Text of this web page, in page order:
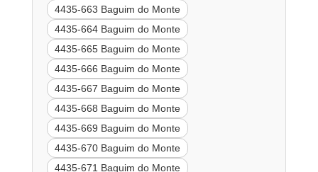
4435-663 Baguim do Monte
4435-664 Baguim do Monte
4435-665 Baguim do Monte
4435-666 Baguim do Monte
4435-667 Baguim do Monte
4435-668 Baguim do Monte
4435-669 Baguim do Monte
4435-670 Baguim do Monte
4435-671 Baguim do Monte